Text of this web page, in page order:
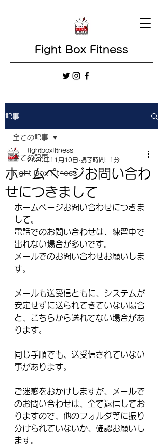
Fight Box Fitness
記事
全ての記事
Fight Box Fitness
全ての記事
ホームページお問い合わ
せにつきまして
fightboxfitness
2020年11月10日 読了時間: 1分
ホームページお問い合わせにつきま
して。
電話でのお問い合わせは、練習中で
出れない場合が多いです。
メールでのお問い合わせお願いしま
す。
メールも送受信ともに、システムが
安定せずに送られてきていない場合
と、こちらから送れてない場合があ
ります。
同じ手順でも、送受信されていない
事があります。
ご迷惑をおかけしますが、メールで
のお問い合わせは、全て返信してお
りますので、他のフォルダ等に振り
分けられていないか、確認お願いし
ます。